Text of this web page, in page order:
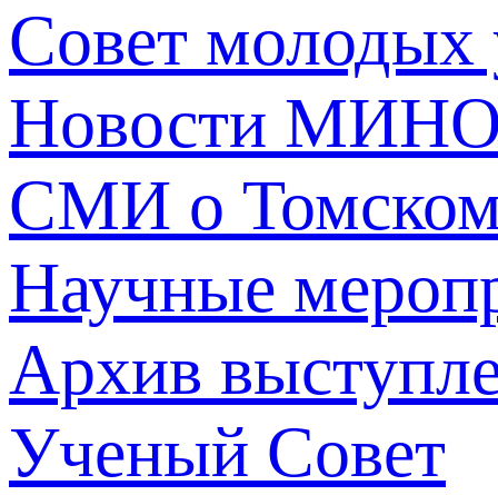
Совет молодых
Новости
СМИ о
Научные
Архив
Ученый Совет